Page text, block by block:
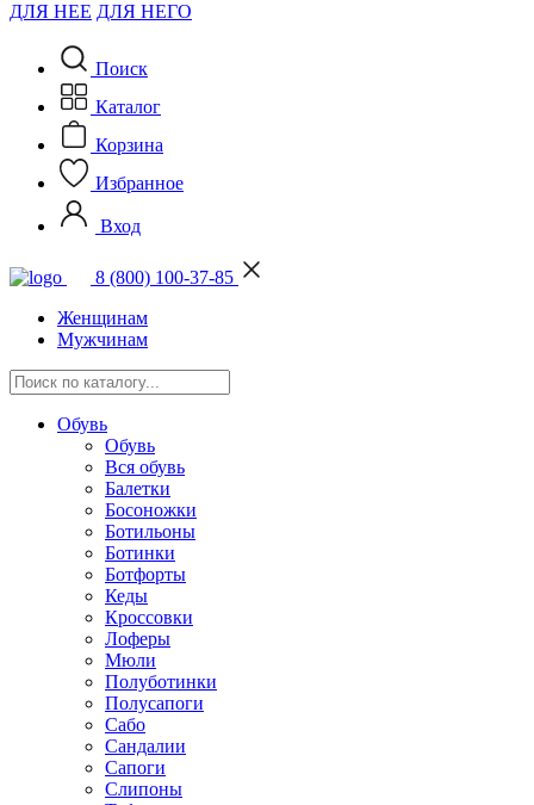
ДЛЯ НЕЕ ДЛЯ НЕГО
Поиск
Каталог
Корзина
Избранное
Вход
8 (800) 100-37-85
Женщинам
Мужчинам
Обувь
Обувь
Вся обувь
Балетки
Босоножки
Ботильоны
Ботинки
Ботфорты
Кеды
Кроссовки
Лоферы
Мюли
Полуботинки
Полусапоги
Сабо
Сандалии
Сапоги
Слипоны